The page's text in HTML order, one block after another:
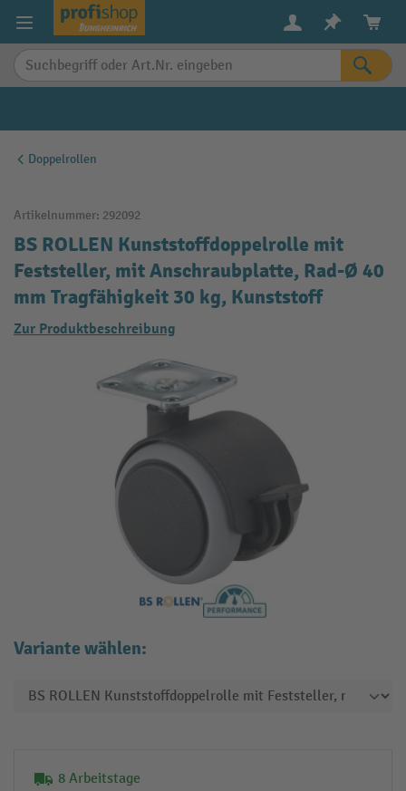
springen
Doppelrollen
Artikelnummer: 292092
BS ROLLEN Kunststoffdoppelrolle mit
Feststeller, mit Anschraubplatte, Rad-Ø 40
mm Tragfähigkeit 30 kg, Kunststoff
Zur Produktbeschreibung
Variante wählen:
8 Arbeitstage